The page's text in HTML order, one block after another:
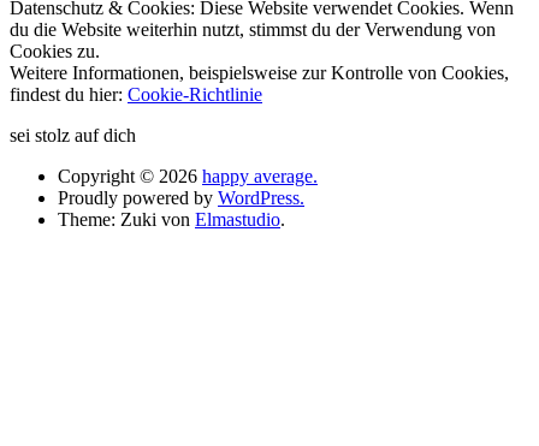
Datenschutz & Cookies: Diese Website verwendet Cookies. Wenn
du die Website weiterhin nutzt, stimmst du der Verwendung von
Cookies zu.
Weitere Informationen, beispielsweise zur Kontrolle von Cookies,
findest du hier: Cookie-Richtlinie
sei stolz auf dich
Copyright © 2026 happy average.
Proudly powered by WordPress.
Theme: Zuki von Elmastudio.